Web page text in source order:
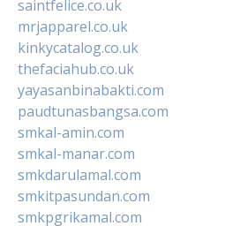
saintfelice.co.uk
mrjapparel.co.uk
kinkycatalog.co.uk
thefaciahub.co.uk
yayasanbinabakti.com
paudtunasbangsa.com
smkal-amin.com
smkal-manar.com
smkdarulamal.com
smkitpasundan.com
smkpgrikamal.com